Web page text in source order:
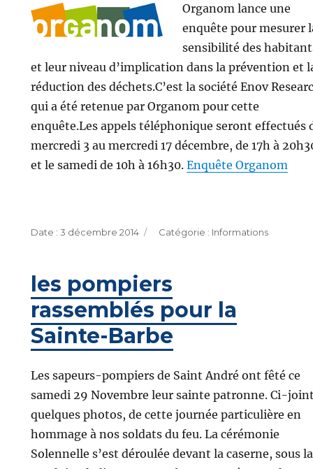
Organom lance une
enquête pour mesurer
sensibilité des
et leur niveau d’implication dans la prévention et
réduction des déchets.C’est la société Enov
qui a été retenue par Organom pour cette
enquête.Les appels téléphonique seront effectués
mercredi 3 au mercredi 17 décembre, de 17h à
et le samedi de 10h à 16h30. Enquête Organom
Publié
3 décembre 2014 Catégories
Informations
les pompiers
rassemblés pour la
Sainte-Barbe
Les sapeurs-pompiers de Saint André ont fêté ce
samedi 29 Novembre leur sainte patronne. Ci-
quelques photos, de cette journée particulière en
hommage à nos soldats du feu. La cérémonie
Solennelle s’est déroulée devant la caserne, sous la